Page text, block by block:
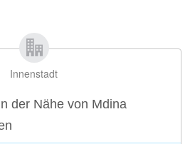
Innenstadt
der Nähe von Mdina
km